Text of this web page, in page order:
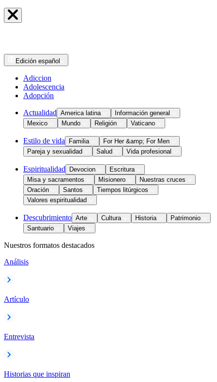
Edición español
Adiccion
Adolescencia
Adopción
Actualidad America latina
Información general
Mexico
Mundo Religión Vaticano
Estilo de vida Familia
For Her &amp; For Men
Pareja y sexualidad
Salud Vida profesional
Espiritualidad Devocion
Escritura
Misa y sacramentos
Misionero
Nuestras cruces
Oración
Santos
Tiempos litúrgicos
Valores espiritualidad
Descubrimiento Arte Cultura Historia
Patrimonio
Santuario
Viajes
Nuestros formatos destacados
Análisis
Artículo
Entrevista
Historias que inspiran